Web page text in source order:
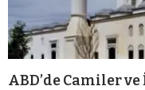
ABD’de Camiler